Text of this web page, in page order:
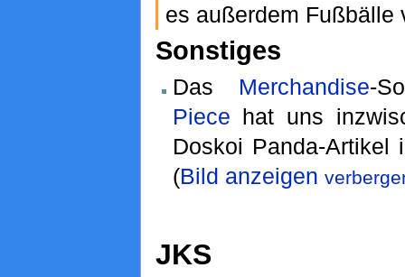
es außerdem Fußbälle
Sonstiges
Das Merchandise-
Piece hat uns
Doskoi Panda-Artikel
(Bild anzeigen
JKS